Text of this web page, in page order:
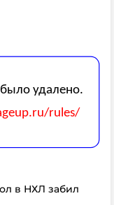
в НХЛ забил